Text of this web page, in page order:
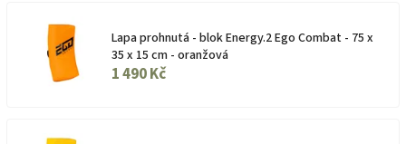
Lapa prohnutá - blok Energy.2 Ego Combat - 75 x
35 x 15 cm - oranžová
1 490 Kč